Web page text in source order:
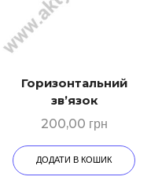
Горизонтальний
зв’язок
200,00 грн
ДОДАТИ В КОШИК